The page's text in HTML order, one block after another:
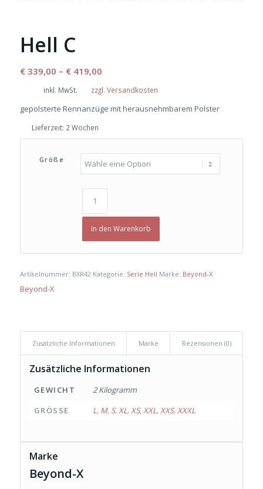
Hell C
€339,00 – €419,00
inkl. MwSt. zzgl. Versandkosten
gepolsterte Rennanzüge mit herausnehmbarem Polster
Lieferzeit: 2 Wochen
Größe
In den Warenkorb
Artikelnummer: BXR42 Kategorie: Serie Hell Marke: Beyond-X
Beyond-X
Zusätzliche Informationen Marke Rezensionen (0)
Zusätzliche Informationen
GEWICHT
2 Kilogramm
GRÖSSE
L, M, S,XL,XS,XXL,XXS,XXXL
Marke
Beyond-X